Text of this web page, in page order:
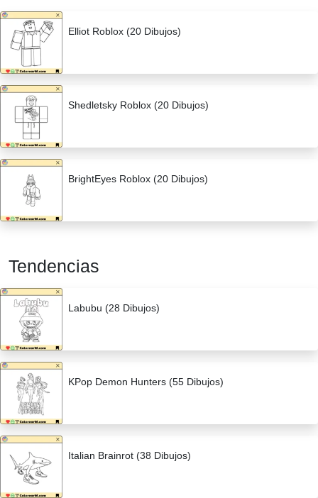
Elliot Roblox (20 Dibujos)
Shedletsky Roblox (20 Dibujos)
BrightEyes Roblox (20 Dibujos)
Tendencias
Labubu (28 Dibujos)
KPop Demon Hunters (55 Dibujos)
Italian Brainrot (38 Dibujos)